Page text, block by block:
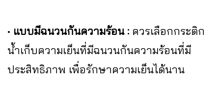
• แบบมีฉนวนกันความร้อน : ควรเลือกกระติก
น้ำเก็บความเย็นที่มีฉนวนกันความร้อนที่มี
ประสิทธิภาพ เพื่อรักษาความเย็นได้นาน